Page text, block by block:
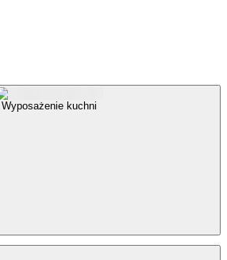
Wyposażenie kuchni